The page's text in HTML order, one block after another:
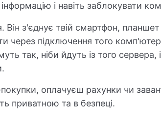
і навіть заблокувати
з'єднує твій смартфон,
через підключення того
так, ніби йдуть із того
оплачуєш рахунки чи
приватною та в безпеці.